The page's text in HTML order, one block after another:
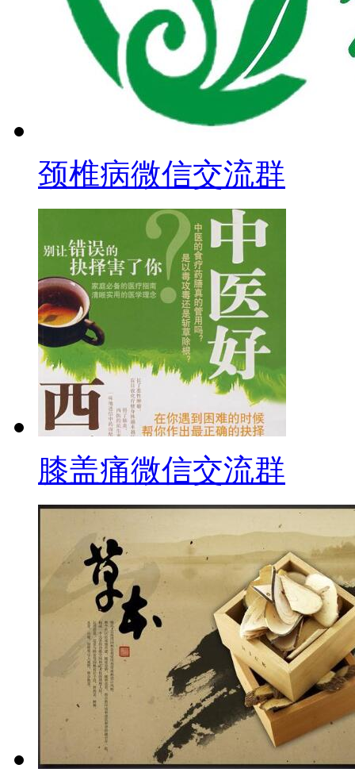
颈椎病微信交流群
膝盖痛微信交流群